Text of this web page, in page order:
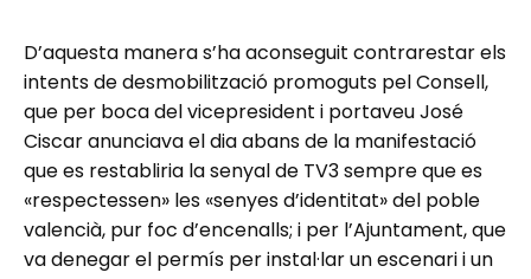
D’aquesta manera s’ha aconseguit contrarestar els
intents de desmobilització promoguts pel Consell,
que per boca del vicepresident i portaveu José
Ciscar anunciava el dia abans de la manifestació
que es restabliria la senyal de TV3 sempre que es
«respectessen» les «senyes d’identitat» del poble
valencià, pur foc d’encenalls; i per l’Ajuntament, que
va denegar el permís per instal·lar un escenari i un